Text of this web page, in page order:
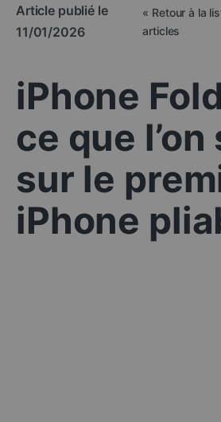
Article publié le
11/01/2026
« Retour à la
articles
iPhone
ce que l’on
sur le
iPhone